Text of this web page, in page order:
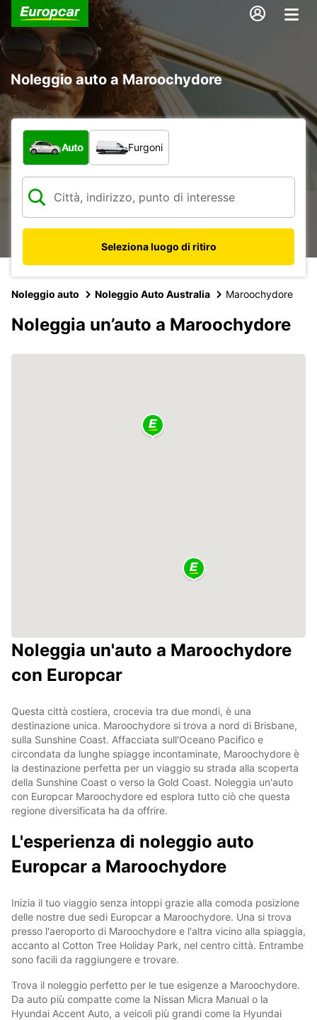
Noleggio auto a Maroochydore
Scegli la tipologia di veicolo:
Auto Furgoni
Seleziona luogo di ritiro
Noleggio auto Noleggio Auto Australia Maroochydore
Noleggia un’auto a Maroochydore
Noleggia un'auto a Maroochydore
con Europcar
Questa città costiera, crocevia tra due mondi, è una
destinazione unica. Maroochydore si trova a nord di Brisbane,
sulla Sunshine Coast. Affacciata sull'Oceano Pacifico e
circondata da lunghe spiagge incontaminate, Maroochydore è
la destinazione perfetta per un viaggio su strada alla scoperta
della Sunshine Coast o verso la Gold Coast. Noleggia un'auto
con Europcar Maroochydore ed esplora tutto ciò che questa
regione diversificata ha da offrire.
L'esperienza di noleggio auto
Europcar a Maroochydore
Inizia il tuo viaggio senza intoppi grazie alla comoda posizione
delle nostre due sedi Europcar a Maroochydore. Una si trova
presso l'aeroporto di Maroochydore e l'altra vicino alla spiaggia,
accanto al Cotton Tree Holiday Park, nel centro città. Entrambe
sono facili da raggiungere e trovare.
Trova il noleggio perfetto per le tue esigenze a Maroochydore.
Da auto più compatte come la Nissan Micra Manual o la
Hyundai Accent Auto, a veicoli più grandi come la Hyundai